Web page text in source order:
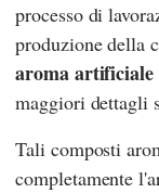
processo di
produzione della
aroma artificiale
maggiori dettagli
Tali composti
completamente